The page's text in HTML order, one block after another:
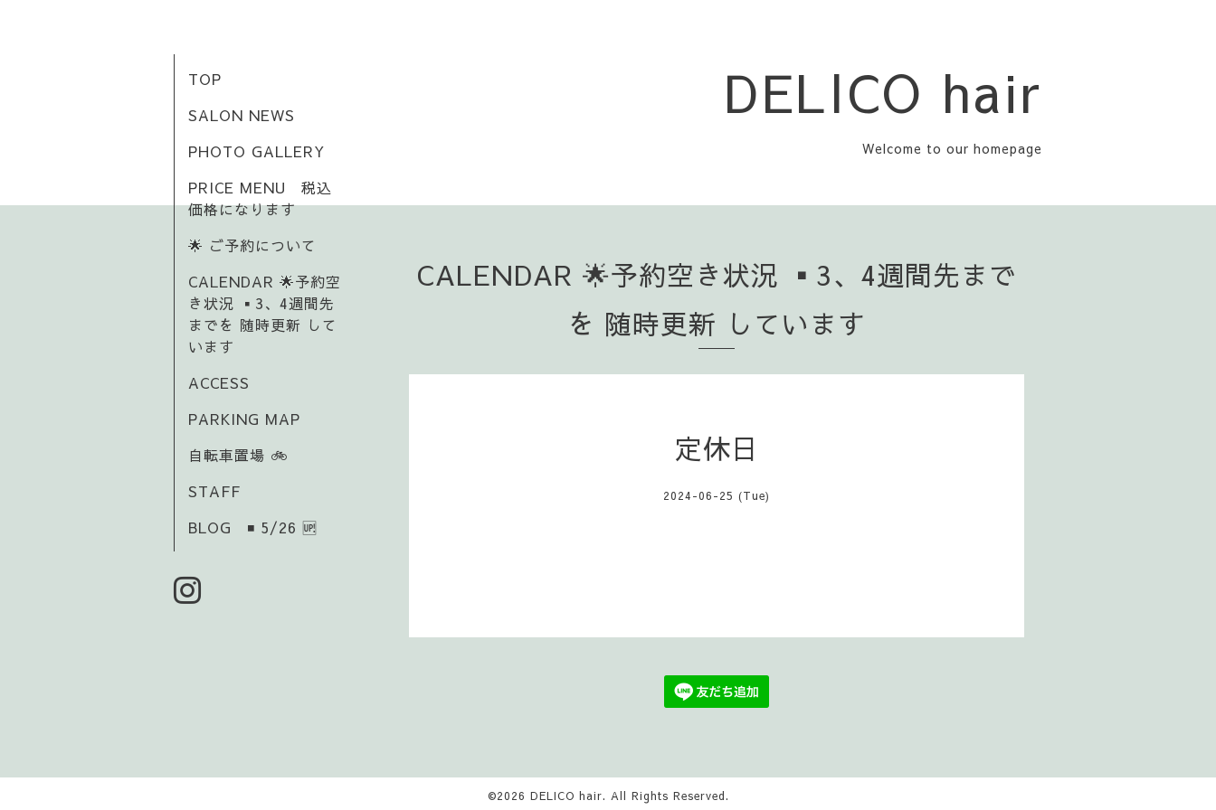
DELICO hair
Welcome to our homepage
TOP
SALON NEWS
PHOTO GALLERY
PRICE MENU 税込
価格になります
🌟 ご予約について
CALENDAR 🌟予約空
き状況 ▪️3、4週間先
までを 随時更新 して
います
ACCESS
PARKING MAP
自転車置場 🚲️
STAFF
BLOG ◾ 5/26 🆙
CALENDAR 🌟予約空き状況 ▪️3、4週間先まで
を 随時更新 しています
定休日
2024-06-25 (Tue)
©2026 DELICO hair. All Rights Reserved.